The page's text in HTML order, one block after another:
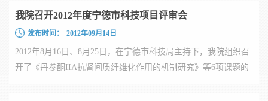
我院召开2012年度宁德市科技项目评审会
发布时间： 2012年09月14日
2012年8月16日、8月25日，在宁德市科技局主持下，我院组织召
开了《丹参酮IIA抗肾间质纤维化作用的机制研究》等6项课题的